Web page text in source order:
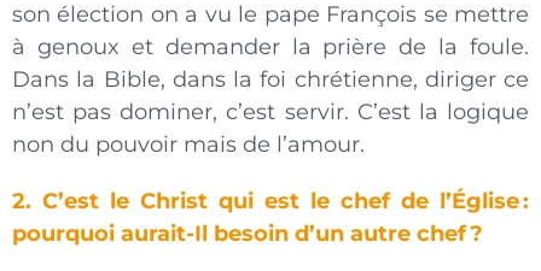
son élection on a vu le pape François se mettre
à genoux et demander la prière de la foule.
Dans la Bible, dans la foi chrétienne, diriger ce
n’est pas dominer, c’est servir. C’est la logique
non du pouvoir mais de l’amour.
2. C’est le Christ qui est le chef de l’Église :
pourquoi aurait-Il besoin d’un autre chef ?